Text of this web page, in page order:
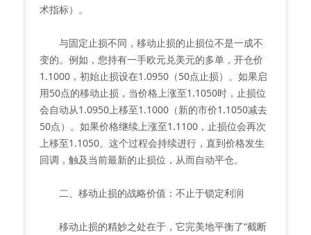
术指标）。
与固定止损不同，移动止损的止损位不是一成不
变的。例如，您持有一手欧元兑美元的多单，开仓价
1.1000，初始止损设在1.0950（50点止损）。如果启
用50点的移动止损，当价格上涨至1.1050时，止损位
会自动从1.0950上移至1.1000（新的市价1.1050减去
50点）。如果价格继续上涨至1.1100，止损位会再次
上移至1.1050。这个过程会持续进行，直到价格发生
回调，触及当前最新的止损位，从而自动平仓。
二、移动止损的战略价值：不止于锁定利润
移动止损的精妙之处在于，它完美地平衡了“截断